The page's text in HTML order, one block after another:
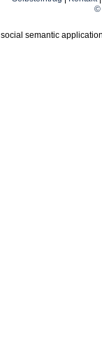
©
social semantic